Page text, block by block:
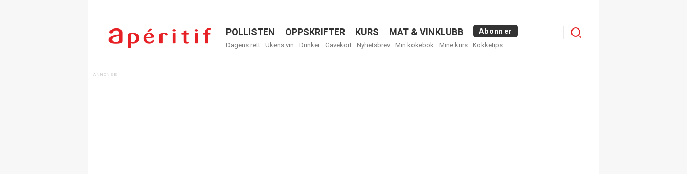
Menu
POLLISTEN OPPSKRIFTER KURS MAT & VINKLUBB Abonner
Dagens rett Ukens vin Drinker Gavekort Nyhetsbrev Min kokebok Mine kurs Kokketips
Logg